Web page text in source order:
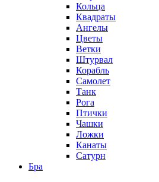
Кольца
Квадраты
Ангелы
Цветы
Ветки
Штурвал
Корабль
Самолет
Танк
Рога
Птички
Чашки
Ложки
Канаты
Сатурн
Бра